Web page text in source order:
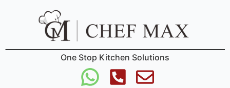
One Stop Kitchen Solutions